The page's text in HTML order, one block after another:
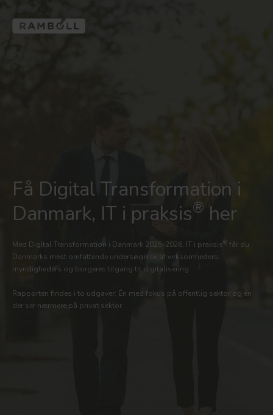
Få Digital Transformation i
Danmark, IT i praksis® her
Med Digital Transformation i Danmark 2025-2026, IT i praksis® får du
Danmarks mest omfattende undersøgelse af virksomheders,
myndigheders og borgeres tilgang til digitalisering.
Rapporten findes i to udgaver: Én med fokus på offentlig sektor og én
der ser nærmere på privat sektor.